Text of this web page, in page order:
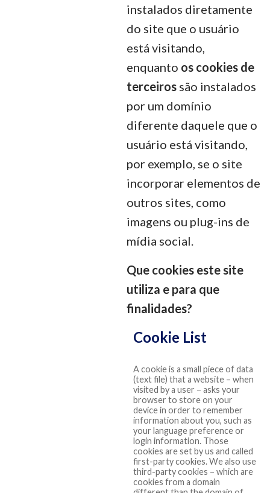
instalados diretamente
do site que o usuário
está visitando,
enquanto os cookies de
terceiros são instalados
por um domínio
diferente daquele que o
usuário está visitando,
por exemplo, se o site
incorporar elementos de
outros sites, como
imagens ou plug-ins de
mídia social.
Que cookies este site
utiliza e para que
finalidades?
Cookie List
A cookie is a small piece of data
(text file) that a website – when
visited by a user – asks your
browser to store on your
device in order to remember
information about you, such as
your language preference or
login information. Those
cookies are set by us and called
first-party cookies. We also use
third-party cookies – which are
cookies from a domain